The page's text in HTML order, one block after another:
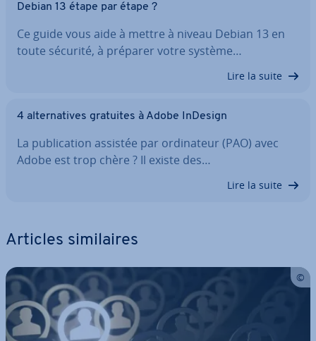
Debian 13 étape par étape ?
Ce guide vous aide à mettre à niveau Debian 13 en
toute sécurité, à préparer votre système…
Lire la suite
4 al­ter­na­tives gratuites à Adobe InDesign
La pu­bli­ca­tion assistée par or­di­na­teur (PAO) avec
Adobe est trop chère ? Il existe des…
Lire la suite
Articles si­mi­laires